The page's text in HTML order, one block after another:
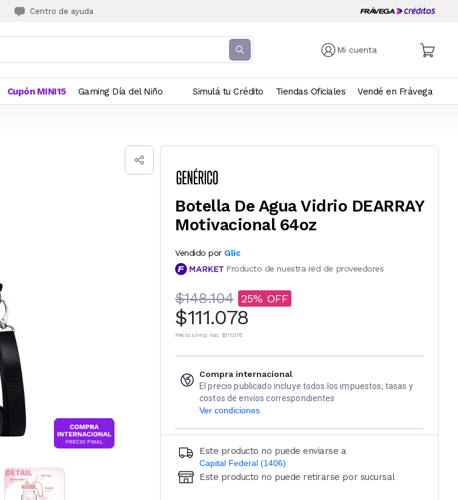
Centro de ayuda
Mi cuenta
Cupón MINI15 Gaming Día del Niño Simulá tu Crédito Tiendas Oficiales Vendé en Frávega
Botella De Agua Vidrio DEARRAY
Motivacional 64oz
Vendido por Glic
Producto de nuestra red de proveedores
$148.104 25
$111.078
Precio s/imp. nac. $111.078
Compra internacional
El precio publicado incluye todos los impuestos, tasas y
costos de envíos correspondientes
Ver condiciones
Este producto no puede enviarse a
Capital Federal (1406)
Ingresá código postal (sólo números)
Este producto no puede retirarse por sucursal